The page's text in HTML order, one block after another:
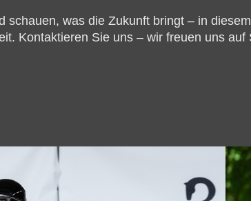
schauen, was die Zukunft bringt – in
Kontaktieren Sie uns – wir freuen uns auf